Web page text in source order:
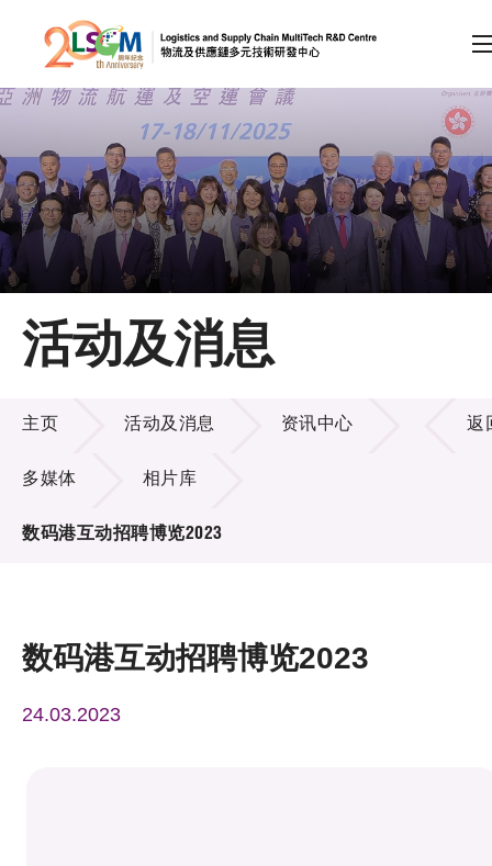
跳到内容（按回车键）
会员登录
A A EN 繁 简
主页
关于LSCM
技术商品化
项目及资助计划
活动及消息
活动及消息
主页 活动及消息 资讯中心
多媒体 相片库
数码港互动招聘博览2023
返
数码港互动招聘博览2023
24.03.2023